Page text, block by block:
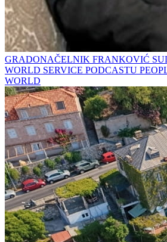
GRADONAČELNIK FRANKOVIĆ
WORLD SERVICE PODCASTU
WORLD